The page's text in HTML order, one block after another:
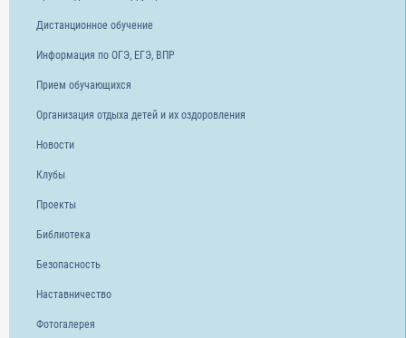
Дистанционное обучение
Информация по ОГЭ, ЕГЭ, ВПР
Прием обучающихся
Организация отдыха детей и их оздоровления
Новости
Клубы
Проекты
Библиотека
Безопасность
Наставничество
Фотогалерея